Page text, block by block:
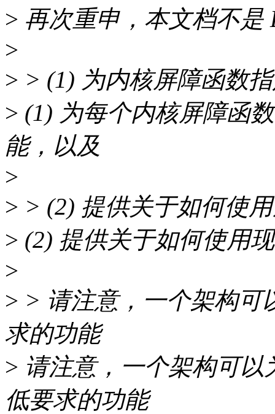
> 再次重申，本文档不是
>
> > (1) 为内核屏障函数
> (1) 为每个内核屏障函
能，以及
>
> > (2) 提供关于如何使
> (2) 提供关于如何使用
>
> > 请注意，一个架构可
求的功能
> 请注意，一个架构可
低要求的功能